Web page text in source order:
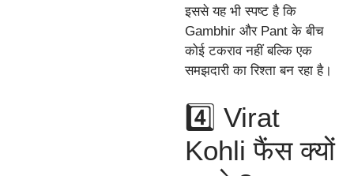
इससे यह भी स्पष्ट है कि
Gambhir और Pant के बीच
कोई टकराव नहीं बल्कि एक
समझदारी का रिश्ता बन रहा है।
4️⃣ Virat
Kohli फैंस क्यों